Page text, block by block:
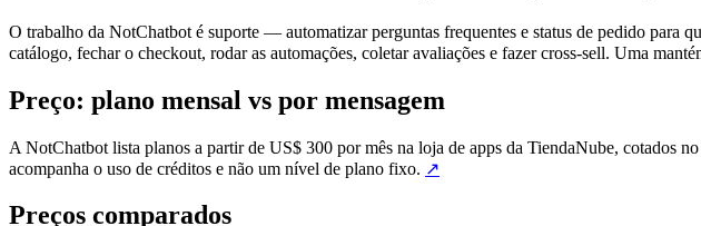
O trabalho da NotChatbot é suporte — automatizar perguntas frequentes e status de pedido para
catálogo, fechar o checkout, rodar as automações, coletar avaliações e fazer cross-sell. Uma
Preço: plano mensal vs por mensagem
A NotChatbot lista planos a partir de US$ 300 por mês na loja de apps da TiendaNube, cotados
acompanha o uso de créditos e não um nível de plano fixo. ↗
Preços comparados